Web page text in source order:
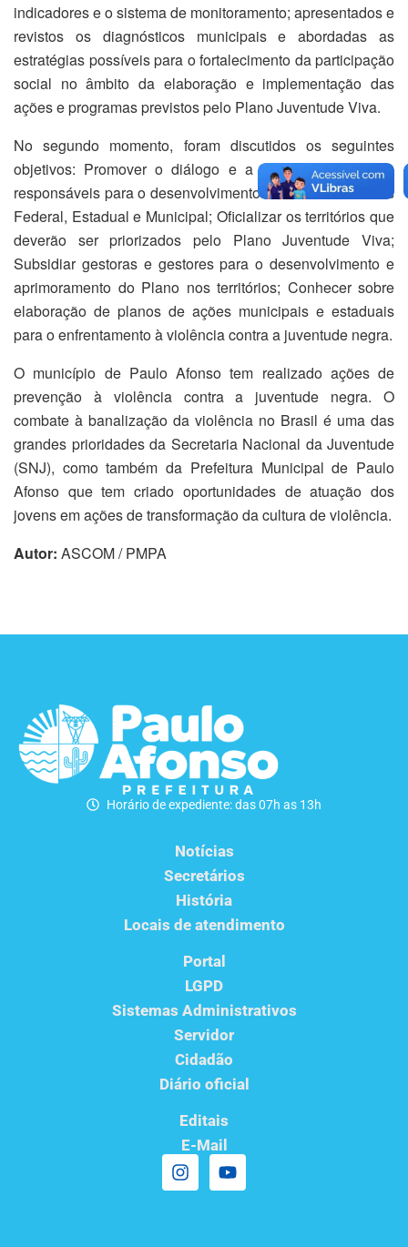
indicadores e o sistema de monitoramento; apresentados e
revistos os diagnósticos municipais e abordadas as
estratégias possíveis para o fortalecimento da participação
social no âmbito da elaboração e implementação das
ações e programas previstos pelo Plano Juventude Viva.
No segundo momento, foram discutidos os seguintes
objetivos: Promover o diálogo e a integração entre os
responsáveis para o desenvolvimento do Plano nos níveis
Federal, Estadual e Municipal; Oficializar os territórios que
deverão ser priorizados pelo Plano Juventude Viva;
Subsidiar gestoras e gestores para o desenvolvimento e
aprimoramento do Plano nos territórios; Conhecer sobre
elaboração de planos de ações municipais e estaduais
para o enfrentamento à violência contra a juventude negra.
O município de Paulo Afonso tem realizado ações de
prevenção à violência contra a juventude negra. O
combate à banalização da violência no Brasil é uma das
grandes prioridades da Secretaria Nacional da Juventude
(SNJ), como também da Prefeitura Municipal de Paulo
Afonso que tem criado oportunidades de atuação dos
jovens em ações de transformação da cultura de violência.
Autor: ASCOM / PMPA
Horário de expediente: das 07h as 13h
Notícias
Secretários
História
Locais de atendimento
Portal
LGPD
Sistemas Administrativos
Servidor
Cidadão
Diário oficial
Editais
E-Mail